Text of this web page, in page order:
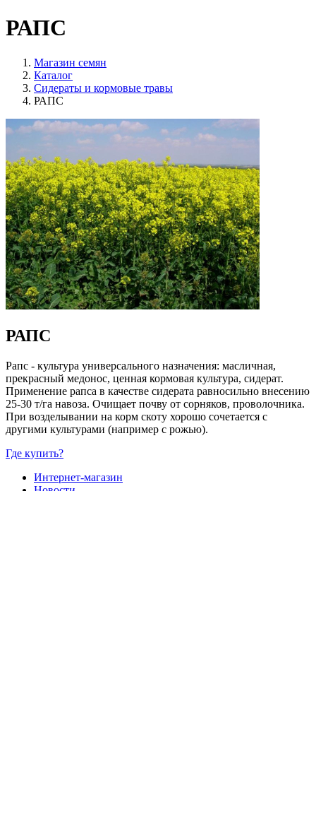
РАПС
Магазин семян
Каталог
Сидераты и кормовые травы
РАПС
РАПС
Рапс - культура универсального назначения: масличная,
прекрасный медонос, ценная кормовая культура, сидерат.
Применение рапса в качестве сидерата равносильно внесению
25-30 т/га навоза. Очищает почву от сорняков, проволочника.
При возделывании на корм скоту хорошо сочетается с
другими культурами (например с рожью).
Где купить?
Интернет-магазин
Новости